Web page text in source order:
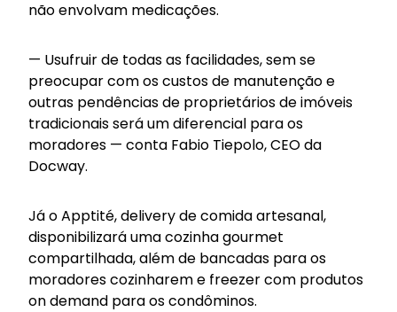
não envolvam medicações.
— Usufruir de todas as facilidades, sem se
preocupar com os custos de manutenção e
outras pendências de proprietários de imóveis
tradicionais será um diferencial para os
moradores — conta Fabio Tiepolo, CEO da
Docway.
Já o Apptité, delivery de comida artesanal,
disponibilizará uma cozinha gourmet
compartilhada, além de bancadas para os
moradores cozinharem e freezer com produtos
on demand para os condôminos.